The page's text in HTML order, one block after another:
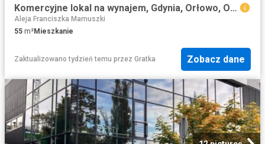
Komercyjne lokal na wynajem, Gdynia, Orłowo, Orłowska
Aleja Franciszka Mamuszki
55 m²Mieszkanie
Zaktualizowano tydzień temu przez Gratka Zobacz dane